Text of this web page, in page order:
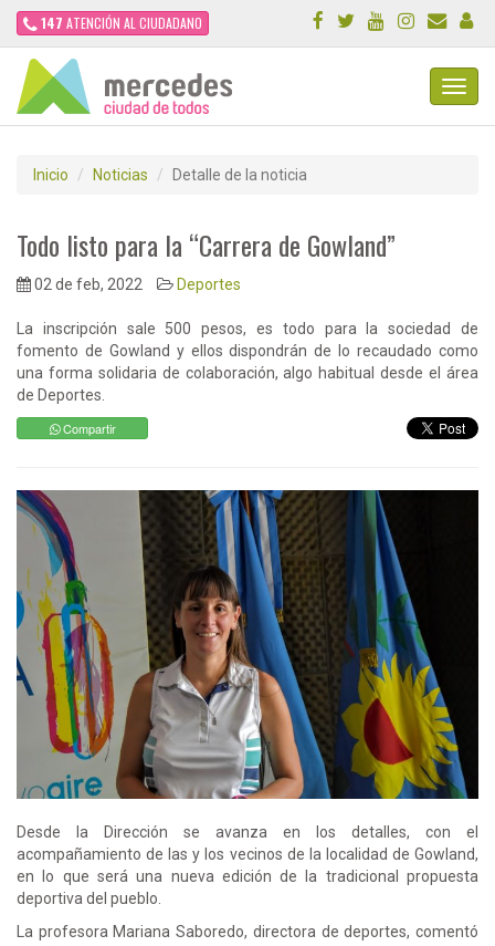
147 ATENCIÓN AL CIUDADANO
Inicio Noticias Detalle de la noticia
Todo listo para la “Carrera de Gowland”
02 de feb, 2022 Deportes
La inscripción sale 500 pesos, es todo para la sociedad de
fomento de Gowland y ellos dispondrán de lo recaudado como
una forma solidaria de colaboración, algo habitual desde el área
de Deportes.
Compartir
Desde la Dirección se avanza en los detalles, con el
acompañamiento de las y los vecinos de la localidad de Gowland,
en lo que será una nueva edición de la tradicional propuesta
deportiva del pueblo.
La profesora Mariana Saboredo, directora de deportes, comentó